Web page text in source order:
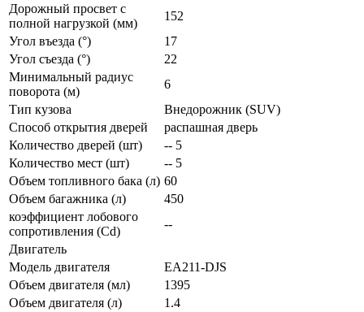
Дорожный просвет с
полной нагрузкой (мм)
152
Угол въезда (°)
17
Угол съезда (°)
22
Минимальный радиус
поворота (м)
6
Тип кузова
Внедорожник (SUV)
Способ открытия дверей
распашная дверь
Количество дверей (шт)
-- 5
Количество мест (шт)
-- 5
Объем топливного бака (л) 60
Объем багажника (л)
450
коэффициент лобового
сопротивления (Cd)
--
Двигатель
Модель двигателя
EA211-DJS
Объем двигателя (мл)
1395
Объем двигателя (л)
1.4